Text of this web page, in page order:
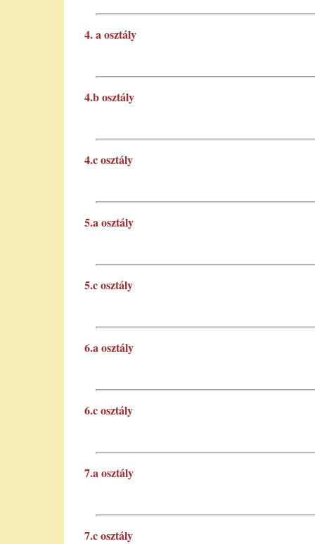
4. a osztály
4.b osztály
4.c osztály
5.a osztály
5.c osztály
6.a osztály
6.c osztály
7.a osztály
7.c osztály